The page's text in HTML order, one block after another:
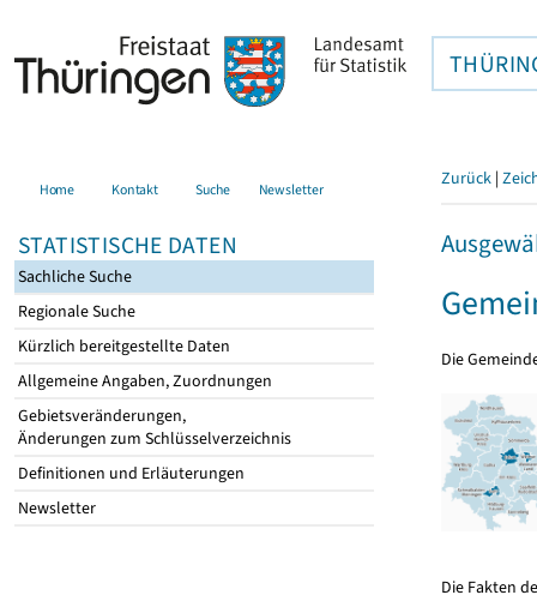
Home Kontakt Suche Newsletter
STATISTISCHE DATEN
Sachliche Suche
Regionale Suche
Kürzlich bereitgestellte Daten
Allgemeine Angaben, Zuordnungen
Gebietsveränderungen,
Änderungen zum Schlüsselverzeichnis
Definitionen und Erläuterungen
Newsletter
Zurück |
Die
Die Fakten